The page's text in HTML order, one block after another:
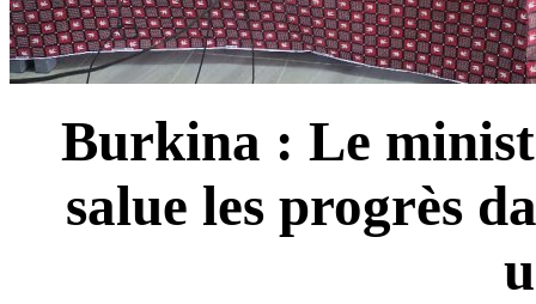
Burkina : Le
salue les progrès